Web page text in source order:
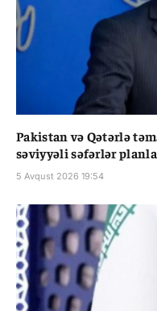
Pakistan və Qətərlə
səviyyəli səfərlər
5 Avqust 2026 19:54